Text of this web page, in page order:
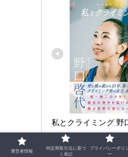
私とクライミング 野
Amazonで見
運営者情報
特定商取引法に基づ
く表記
プライバシーポリ
ー